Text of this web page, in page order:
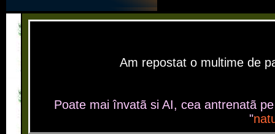
Am repostat o multime de
Poate mai învatã si AI, cea antrenatã
"